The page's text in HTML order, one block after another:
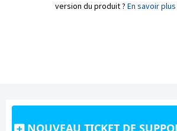
version du produit ? En savoir plus
NOUVEAU TICKET DE